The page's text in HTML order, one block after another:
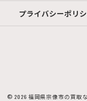
プライバシーポリ
© 2026 福岡県宗像市の買取な